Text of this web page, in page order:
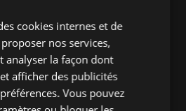
d'une musique qui a
sans perdre de sa validité ni
Dimanche de Pâques
cloturera sa programmation
dédiée à la musique
SPANISH
FRENCH
CATALAN
cookies internes et de
nos services,
analyser la façon dont
afficher des publicités
Vous pouvez